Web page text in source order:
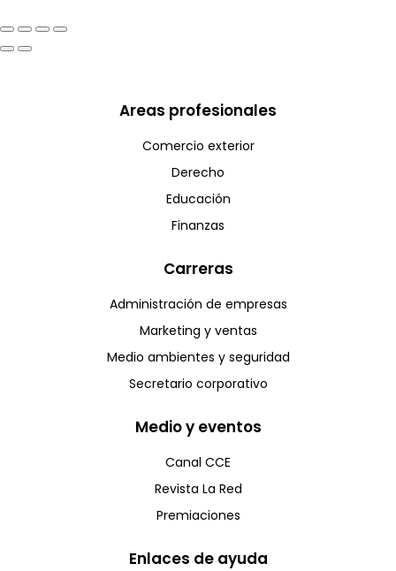
Areas profesionales
Comercio exterior
Derecho
Educación
Finanzas
Carreras
Administración de empresas
Marketing y ventas
Medio ambientes y seguridad
Secretario corporativo
Medio y eventos
Canal CCE
Revista La Red
Premiaciones
Enlaces de ayuda